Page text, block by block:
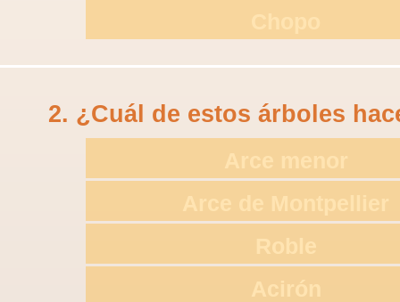
2. ¿Cuál de estos árboles
Roble
Acirón